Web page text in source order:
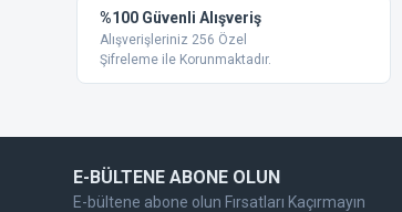
Ürün açıklamasında eksik bilgiler
Ürün bilgilerinde hatalar bulunuyor.
Ürün fiyatı diğer sitelerden daha pahalı.
%100 Güvenli Alışveriş
Alışverişleriniz 256 Özel
Şifreleme ile Korunmaktadır.
E-BÜLTENE ABONE OLUN
E-bültene abone olun Fırsatları Kaçırmayın